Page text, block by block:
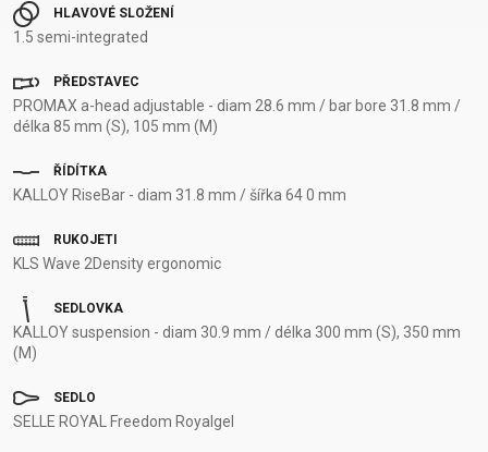
HLAVOVÉ SLOŽENÍ
1.5 semi-integrated
PŘEDSTAVEC
PROMAX a-head adjustable - diam 28.6 mm / bar bore 31.8 mm /
délka 85 mm (S), 105 mm (M)
ŘÍDÍTKA
KALLOY RiseBar - diam 31.8 mm / šířka 64 0 mm
RUKOJETI
KLS Wave 2Density ergonomic
SEDLOVKA
KALLOY suspension - diam 30.9 mm / délka 300 mm (S), 350 mm
(M)
SEDLO
SELLE ROYAL Freedom Royalgel